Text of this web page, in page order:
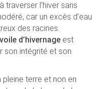
traverser l’hiver sans
car un excès d’eau
des racines.
voile d’hivernageest
son intégrité et son
terre et non en